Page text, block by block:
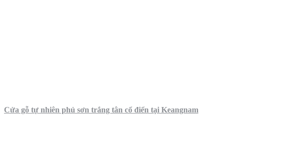
Cửa gỗ tự nhiên phủ sơn trắng tân cổ điển tại Keangnam